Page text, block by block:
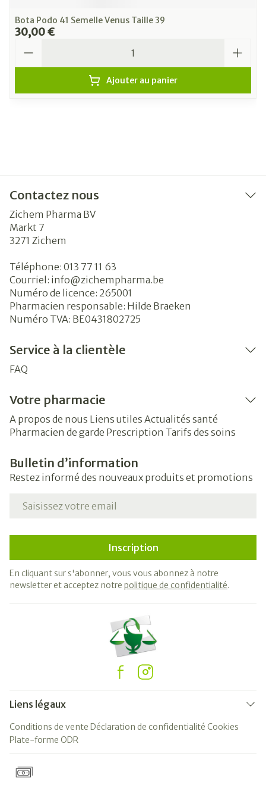
Bota Podo 41 Semelle Venus Taille 39
30,00 €
Ajouter au panier
Contactez nous
Zichem Pharma BV
Markt 7
3271 Zichem
Téléphone: 013 77 11 63
Courriel: info@zichempharma.be
Numéro de licence: 265001
Pharmacien responsable: Hilde Braeken
Numéro TVA: BE0431802725
Service à la clientèle
FAQ
Votre pharmacie
A propos de nous Liens utiles Actualités santé
Pharmacien de garde Prescription Tarifs des soins
Bulletin d’information
Restez informé des nouveaux produits et promotions
Adresse mail
Inscription
En cliquant sur s'abonner, vous vous abonnez à notre
newsletter et acceptez notre politique de confidentialité.
Liens légaux
Conditions de vente Déclaration de confidentialité Cookies
Plate-forme ODR